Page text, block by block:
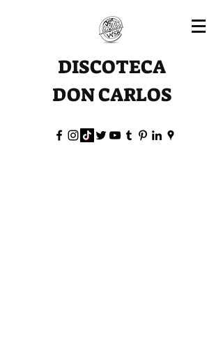
DISCOTECA
DON CARLOS